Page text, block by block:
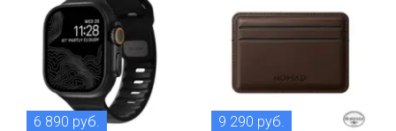
6 890 руб. 9 290 руб.